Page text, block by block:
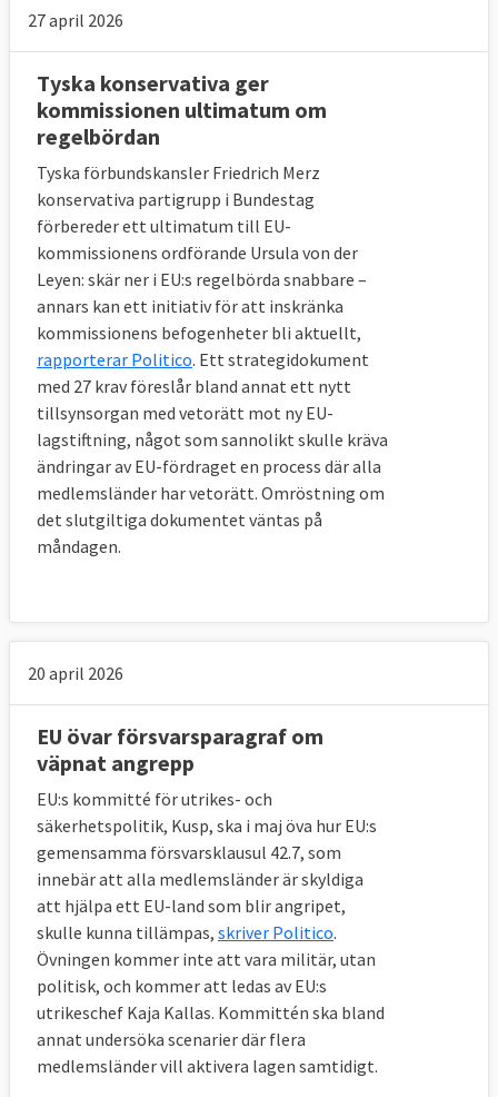
konvent tillsattes med representanter från
de nationella parlamenten och regeringarna.
Det utmynnade senare i ett förslag till en
konstitution för EU. Fördraget röstades
dock ner av folkomröstningar i Frankrike
och Nederländerna 2005. Kritiker menade
att fördraget tog för mycket makt från
medlemsstaterna.
Förslaget omarbetades under det tyska
ordförandeskapet 2007 och vissa mindre
förändringar gjordes; bland annat tog
förslaget om en EU-hymn bort. Fördraget
signerades av samtliga EU-ländernas
regeringschefer i Portugals huvudstad
Lissabon 2007 (därav namnet
Lissabonfördraget). Men även detta fördrag
kom att möta motstånd denna gång från
Irland, där en folkomröstning sade nej till
beslutanderätt skulle flyttas till EU. EU
beslutade då att göra ett politiskt uttalande
att fördraget varken påverkar Irlands
neutralitetspolitik eller etiska frågor såsom
den restriktiva abortpolitiken. Dessutom
beslutades att alla länder skulle garanteras
en kommissionär.
Vid en nyfolkomröstning i oktober 2009
sade en stor majoritet av irländarna ja till
fördraget. Några dagar efter det irländska
beslutet meddelade den
dåvarande tjeckiske presidenten Václav
Klaus att även Tjeckien ville ha bindande
undantag för rättighetsstadgan som
tidigare Polen och Storbritannien förhandlat
27 april 2026
Tyska konservativa ger
kommissionen ultimatum om
regelbördan
Tyska förbundskansler Friedrich Merz
konservativa partigrupp i Bundestag
förbereder ett ultimatum till EU-
kommissionens ordförande Ursula von der
Leyen: skär ner i EU:s regelbörda snabbare –
annars kan ett initiativ för att inskränka
kommissionens befogenheter bli aktuellt,
rapporterar Politico. Ett strategidokument
med 27 krav föreslår bland annat ett nytt
tillsynsorgan med vetorätt mot ny EU-
lagstiftning, något som sannolikt skulle kräva
ändringar av EU-fördraget en process där alla
medlemsländer har vetorätt. Omröstning om
det slutgiltiga dokumentet väntas på
måndagen.
20 april 2026
EU övar försvarsparagraf om
väpnat angrepp
EU:s kommitté för utrikes- och
säkerhetspolitik, Kusp, ska i maj öva hur EU:s
gemensamma försvarsklausul 42.7, som
innebär att alla medlemsländer är skyldiga
att hjälpa ett EU-land som blir angripet,
skulle kunna tillämpas, skriver Politico.
Övningen kommer inte att vara militär, utan
politisk, och kommer att ledas av EU:s
utrikeschef Kaja Kallas. Kommittén ska bland
annat undersöka scenarier där flera
medlemsländer vill aktivera lagen samtidigt.